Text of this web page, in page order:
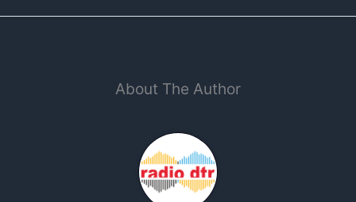
About The Author